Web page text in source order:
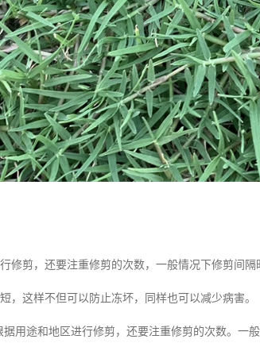
修剪，还要注重修剪的次数，一般情况下修剪间隔
，这样不但可以防止冻坏，同样也可以减少病害。
用途和地区进行修剪，还要注重修剪的次数。一